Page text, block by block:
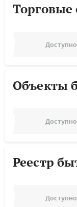
Торговые
Объекты
Реестр